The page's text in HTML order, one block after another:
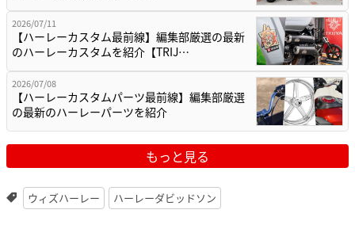
2026/07/11
【ハーレーカスタム最前線】編集部厳選の最新
のハーレーカスタムを紹介【TRIJ…
2026/07/08
【ハーレーカスタムパーツ最前線】編集部厳選
の最新のハーレーパーツを紹介
もっと見る
ウィズハーレー ハーレーダビッドソン